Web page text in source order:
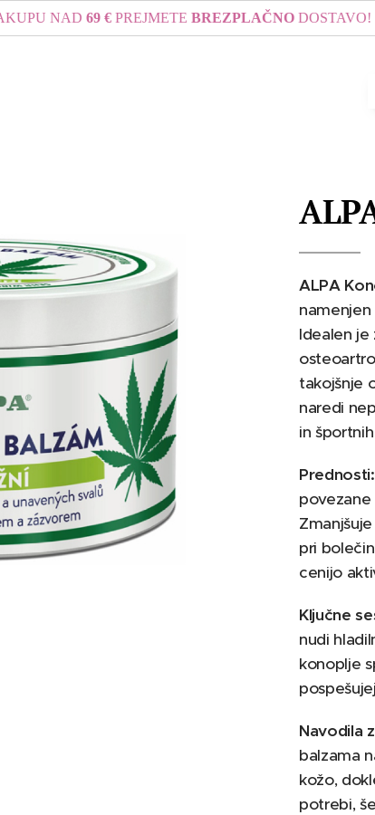
NAD69 €PREJMETEBREZPLAČNODOSTAVO!
ALPA
namenjen
Idealen je
takojšnje
naredi
in
Prednosti:
povezane
pri
cenijo
Ključne
nudi
konoplje
Navodila
balzama
kožo,
potrebi,